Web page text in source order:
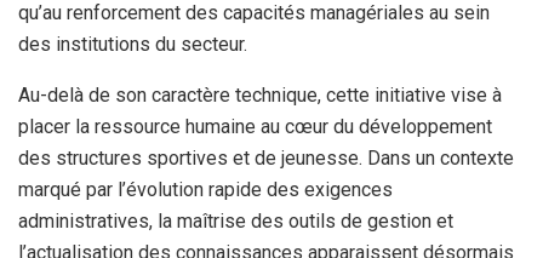
qu’au renforcement des capacités managériales au sein
des institutions du secteur.
Au-delà de son caractère technique, cette initiative vise à
placer la ressource humaine au cœur du développement
des structures sportives et de jeunesse. Dans un contexte
marqué par l’évolution rapide des exigences
administratives, la maîtrise des outils de gestion et
l’actualisation des connaissances apparaissent désormais